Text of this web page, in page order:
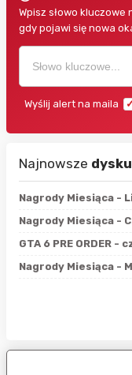
Wpisz słowo
gdy pojawi się nowa
Wyślij alert na maila
Najnowsze
Nagrody Miesiąca -
Nagrody Miesiąca -
GTA 6 PRE ORDER
Nagrody Miesiąca -